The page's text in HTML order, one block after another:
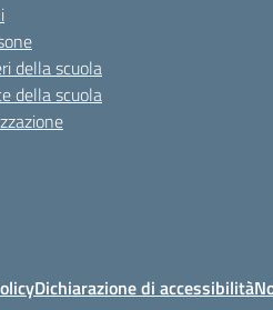
della scuola
della scuola
Dichiarazione di accessibilità